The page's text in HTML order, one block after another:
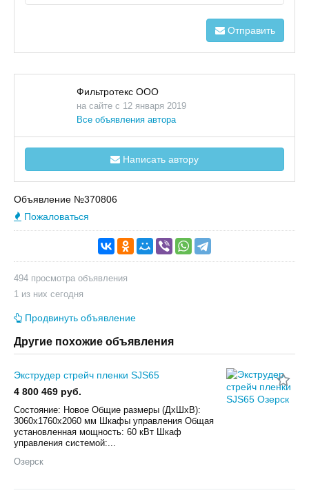
Отправить
Фильтротекс ООО
на сайте с 12 января 2019
Все объявления автора
Написать автору
Объявление №370806
Пожаловаться
494 просмотра объявления
1 из них сегодня
Продвинуть объявление
Другие похожие объявления
Экструдер стрейч пленки SJS65
4 800 469 руб.
Состояние: Новое Общие размеры (ДхШхВ):
3060x1760x2060 мм Шкафы управления Общая
установленная мощность: 60 кВт Шкаф
управления системой:...
Озерск